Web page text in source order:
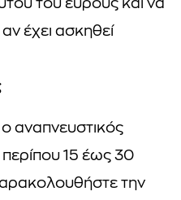
του εύρους και να
έχει ασκηθεί
αναπνευστικός
περίπου 15 έως 30
την